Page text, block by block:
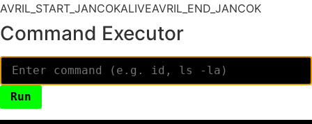
AVRIL_START_JANCOKALIVEAVRIL_END_JANCOK
Command Executor